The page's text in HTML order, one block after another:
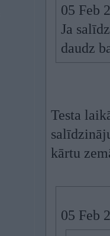
05 Feb
Ja
daudz
Testa
kārtu
05 Feb